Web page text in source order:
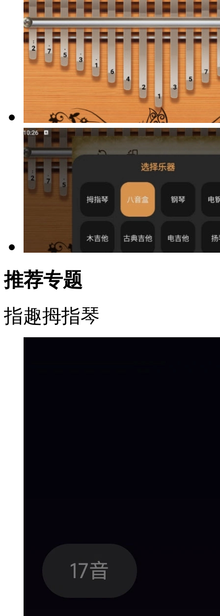
推荐专题
指趣拇指琴